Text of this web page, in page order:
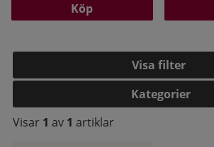
Köp
Filtrera
Kategorier
Visar 1 av 1 artiklar